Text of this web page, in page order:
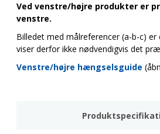
Ved venstre/højre produkter er
venstre.
Billedet med målreferencer (a-b-c) er
viser derfor ikke nødvendigvis det
Venstre/højre hængselsguide